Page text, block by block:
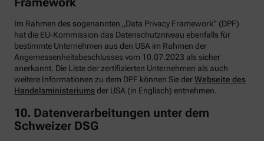
Im Rahmen des sogenannten „Data Privacy Framework” (DPF)
hat die EU-Kommission das Datenschutzniveau ebenfalls für
bestimmte Unternehmen aus den USA im Rahmen der
Angemessenheitsbeschlusses vom 10.07.2023 als sicher
anerkannt. Die Liste der zertifizierten Unternehmen als auch
weitere Informationen zu dem DPF können Sie derWebseite des
Handelsministeriumsder USA (in Englisch) entnehmen.
10. Datenverarbeitungen unter dem
Schweizer DSG